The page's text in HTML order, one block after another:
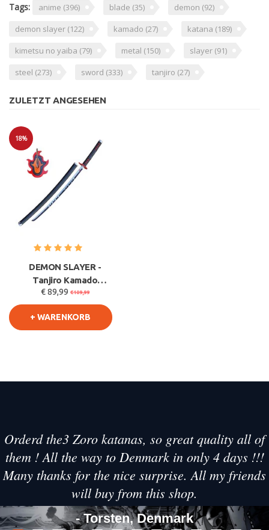
Tags: anime (396) blade (35) demon (92)
demon slayer (122) kamado (27) katana (189)
kimetsu no yaiba (79) metal (150) slayer (91)
steel (273) sword (333) tanjiro (27)
ZULETZT ANGESEHEN
18%
DEMON SLAYER -
Tanjiro Kamado
Schwert v2 -
Feueratem - Schwarze
N
€ 89,99 €109,99
+ WARENKORB
Orderd the3 Zoro katanas, so great quality all of
them ! All the way to Denmark in only 4 days !!!
Many thanks for the nice surprise. All my friends
will buy from this shop.
- Torsten, Denmark